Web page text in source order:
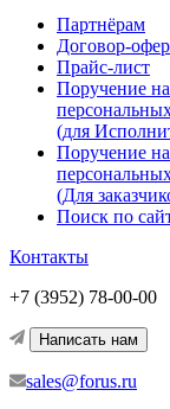
Партнёрам
Договор-
Прайс-лист
Поручение
(для
Поручение
(Для
Поиск по
Контакты
+7 (3952) 78-00-00
Написать нам
sales@forus.ru